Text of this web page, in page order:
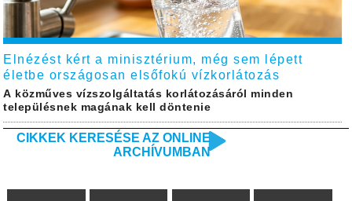
Elnézést kért a minisztérium, még sem lépett
életbe országosan elsőfokú vízkorlátozás
A közműves vízszolgáltatás korlátozásáról minden
településnek magának kell döntenie
CIKKEK KERESÉSE AZ ONLINE
ARCHÍVUMBAN